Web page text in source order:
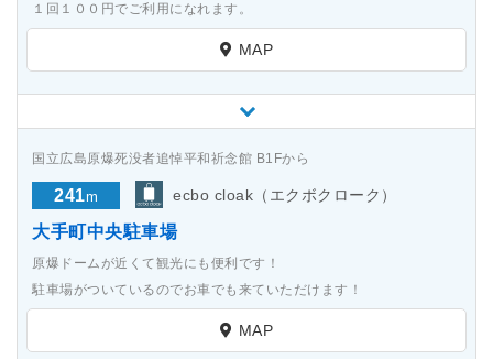
１回１００円でご利用になれます。
MAP
国立広島原爆死没者追悼平和祈念館 B1Fから
241m ecbo cloak（エクボクローク）
大手町中央駐車場
原爆ドームが近くて観光にも便利です！
駐車場がついているのでお車でも来ていただけます！
MAP